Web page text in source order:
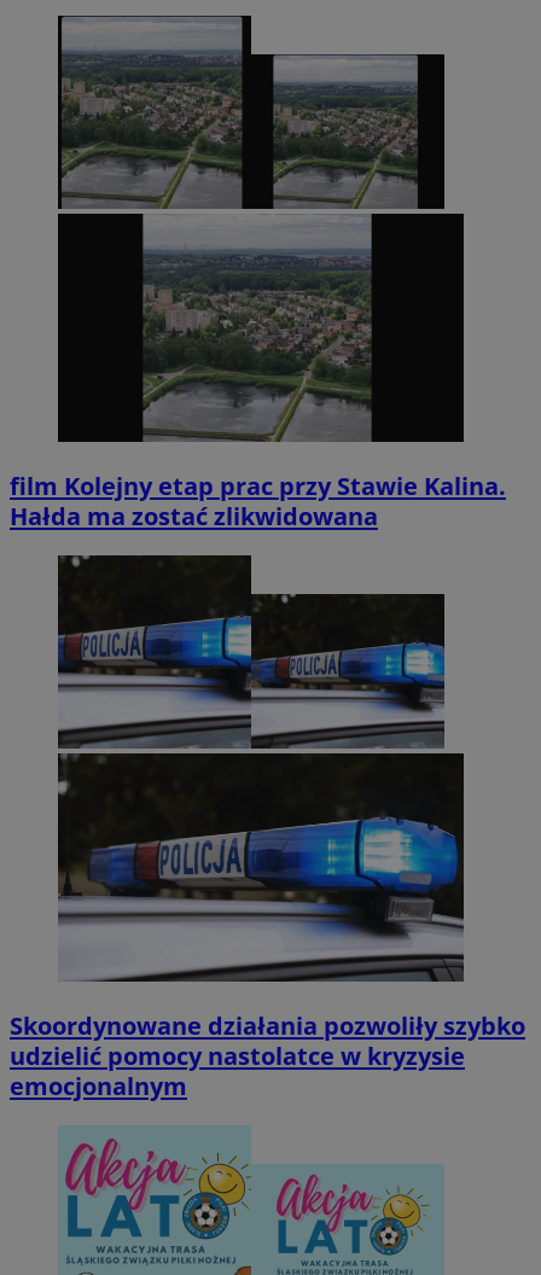
film Kolejny etap prac przy Stawie Kalina.
Hałda ma zostać zlikwidowana
Skoordynowane działania pozwoliły szybko
udzielić pomocy nastolatce w kryzysie
emocjonalnym